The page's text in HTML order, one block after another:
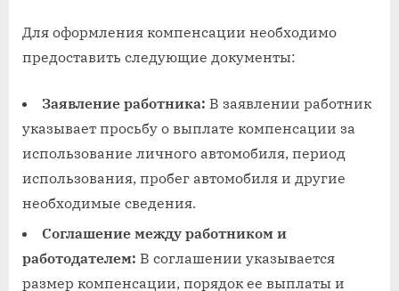
Для оформления компенсации необходимо
предоставить следующие документы:
Заявление работника: В заявлении работник
указывает просьбу о выплате компенсации за
использование личного автомобиля, период
использования, пробег автомобиля и другие
необходимые сведения.
Соглашение между работником и
работодателем: В соглашении указывается
размер компенсации, порядок ее выплаты и